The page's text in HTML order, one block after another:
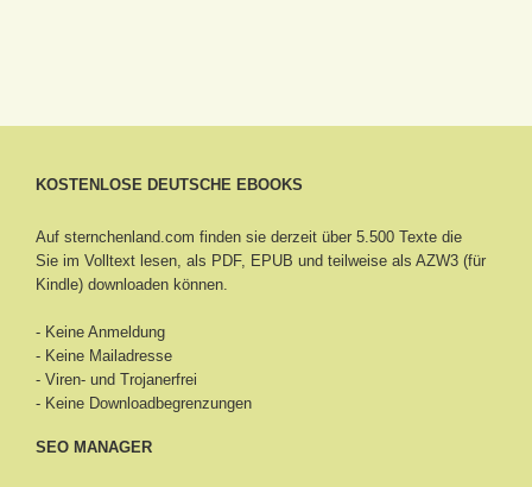
KOSTENLOSE DEUTSCHE EBOOKS
Auf sternchenland.com finden sie derzeit über 5.500 Texte die
Sie im Volltext lesen, als PDF, EPUB und teilweise als AZW3 (für
Kindle) downloaden können.
- Keine Anmeldung
- Keine Mailadresse
- Viren- und Trojanerfrei
- Keine Downloadbegrenzungen
SEO MANAGER